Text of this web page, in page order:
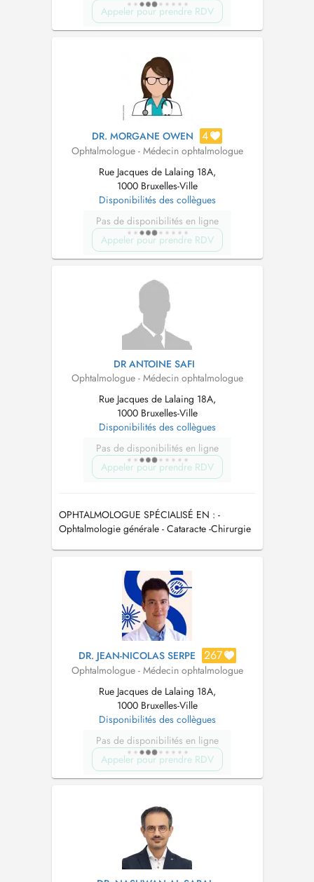
Appeler pour prendre RDV
DR. MORGANE OWEN 4
Ophtalmologue - Médecin ophtalmologue
Rue Jacques de Lalaing 18A,
1000 Bruxelles-Ville
Disponibilités des collègues
Pas de disponibilités en ligne
Appeler pour prendre RDV
DR ANTOINE SAFI
Ophtalmologue - Médecin ophtalmologue
Rue Jacques de Lalaing 18A,
1000 Bruxelles-Ville
Disponibilités des collègues
Pas de disponibilités en ligne
Appeler pour prendre RDV
OPHTALMOLOGUE SPÉCIALISÉ EN : -
Ophtalmologie générale - Cataracte -Chirurgie
DR. JEAN-NICOLAS SERPE 267
Ophtalmologue - Médecin ophtalmologue
Rue Jacques de Lalaing 18A,
1000 Bruxelles-Ville
Disponibilités des collègues
Pas de disponibilités en ligne
Appeler pour prendre RDV